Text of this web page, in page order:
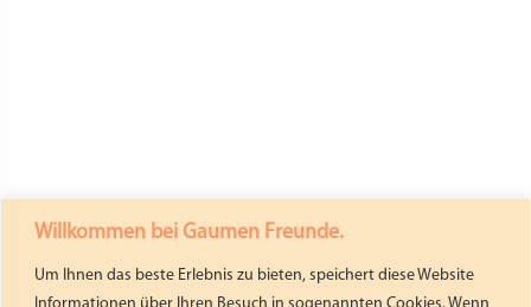
Willkommen bei Gaumen Freunde.
Um Ihnen das beste Erlebnis zu bieten, speichert diese Website
Informationen über Ihren Besuch in sogenannten Cookies. Wenn